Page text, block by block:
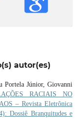
autor(es)
Portela Júnior, Giovanni
RACIAIS NO
– Revista Eletrônica
Dossiê Branquitudes e